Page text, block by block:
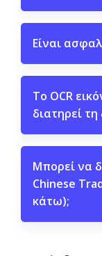
Είναι
Το OCR
διατηρεί τη
Μπορεί να
Chinese
κάτω);